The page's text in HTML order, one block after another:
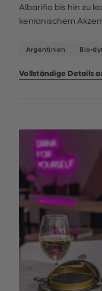
Albariño bis hin zu
kenianischem
Argentinien Bio-
Vollständige Details